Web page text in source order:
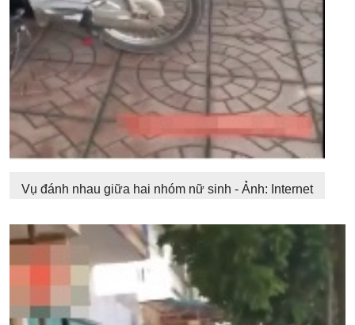
Vụ đánh nhau giữa hai nhóm nữ sinh - Ảnh: Internet